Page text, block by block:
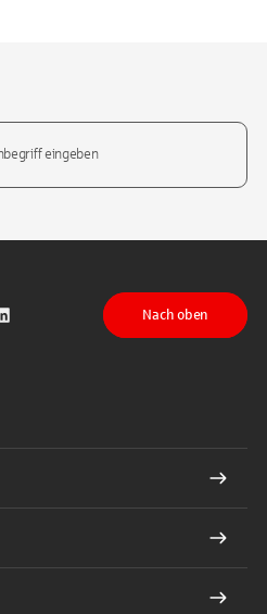
auf TikTok
Sparkasse auf LinkedIn
Nach oben